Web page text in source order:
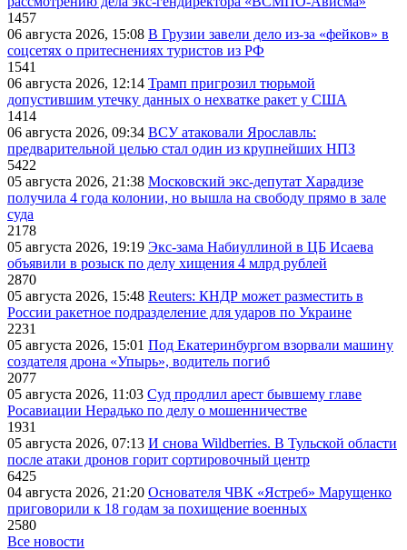
1457
06 августа 2026, 15:08 В Грузии завели дело из-за «фейков» в
соцсетях о притеснениях туристов из РФ
1541
06 августа 2026, 12:14 Трамп пригрозил тюрьмой
допустившим утечку данных о нехватке ракет у США
1414
06 августа 2026, 09:34 ВСУ атаковали Ярославль:
предварительной целью стал один из крупнейших НПЗ
5422
05 августа 2026, 21:38 Московский экс-депутат Харадизе
получила 4 года колонии, но вышла на свободу прямо в зале
суда
2178
05 августа 2026, 19:19 Экс-зама Набиуллиной в ЦБ Исаева
объявили в розыск по делу хищения 4 млрд рублей
2870
05 августа 2026, 15:48 Reuters: КНДР может разместить в
России ракетное подразделение для ударов по Украине
2231
05 августа 2026, 15:01 Под Екатеринбургом взорвали машину
создателя дрона «Упырь», водитель погиб
2077
05 августа 2026, 11:03 Суд продлил арест бывшему главе
Росавиации Нерадько по делу о мошенничестве
1931
05 августа 2026, 07:13 И снова Wildberries. В Тульской области
после атаки дронов горит сортировочный центр
6425
04 августа 2026, 21:20 Основателя ЧВК «Ястреб» Марущенко
приговорили к 18 годам за похищение военных
2580
Все новости